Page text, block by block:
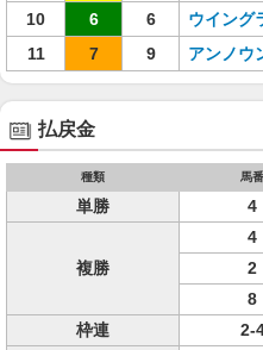
10
6 6 ウイング
11
7 9 アンノ
払戻金
種類 馬番
単勝 4
複勝
4
2
8
枠連
2-